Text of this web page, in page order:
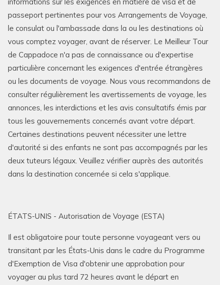
passeport pertinentes pour vos Arrangements de Voyage,
le consulat ou l'ambassade dans la ou les destinations où
vous comptez voyager, avant de réserver. Le Meilleur Tour
de Cappadoce n'a pas de connaissance ou d'expertise
particulière concernant les exigences d'entrée étrangères
ou les documents de voyage. Nous vous recommandons de
consulter régulièrement les avertissements de voyage, les
annonces, les interdictions et les avis consultatifs émis par
tous les gouvernements concernés avant votre départ.
Certaines destinations peuvent nécessiter une lettre
d'autorité si des enfants ne sont pas accompagnés par les
deux tuteurs légaux. Veuillez vérifier auprès des autorités
dans la destination concernée si cela s'applique.
ÉTATS-UNIS - Autorisation de Voyage (ESTA)
Il est obligatoire pour toute personne voyageant vers ou
transitant par les États-Unis dans le cadre du Programme
d'Exemption de Visa d'obtenir une approbation pour
voyager au plus tard 72 heures avant le départ en